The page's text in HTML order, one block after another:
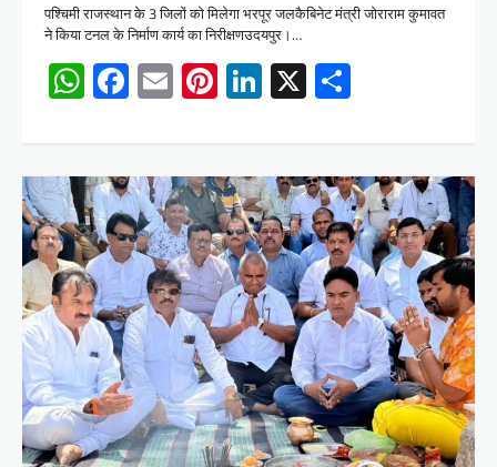
पश्चिमी राजस्थान के 3 जिलों को मिलेगा भरपूर जलकैबिनेट मंत्री जोराराम कुमावत
ने किया टनल के निर्माण कार्य का निरीक्षणउदयपुर।…
WhatsApp
Facebook
EmailPinterest
LinkedIn
X